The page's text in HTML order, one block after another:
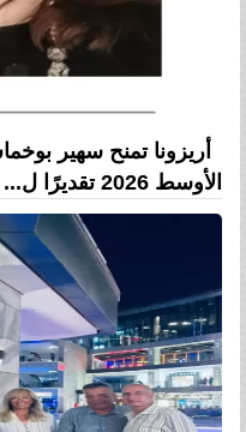
أريزونا تمنح سهير
الأوسط 2026 تقديرًا ل...